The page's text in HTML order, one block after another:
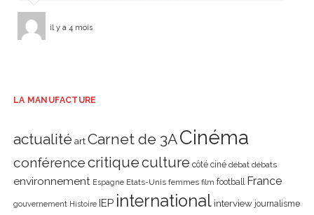
il y a 4 mois
LA MANUFACTURE
actualité art Carnet de 3ACinéma
conférencecritiqueculture côté ciné débat débats
environnement Espagne Etats-Unis femmes film football France
gouvernement Histoire IEP international interview journalisme